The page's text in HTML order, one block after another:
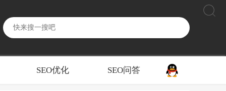
SEO优化 SEO问答